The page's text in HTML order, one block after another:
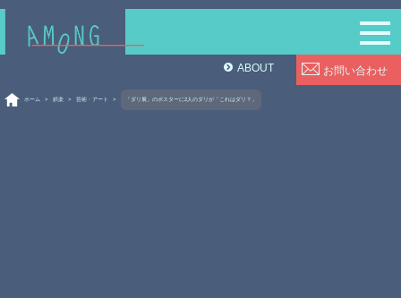
お問い合わせ
ABOUT
ホーム > 娯楽 > 芸術・アート > 「ダリ展」のポスターに2人のダリが「これはダリ？」